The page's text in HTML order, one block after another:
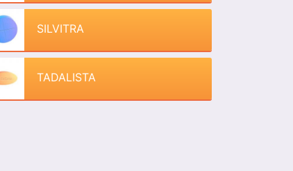
SILVITRA
TADALISTA